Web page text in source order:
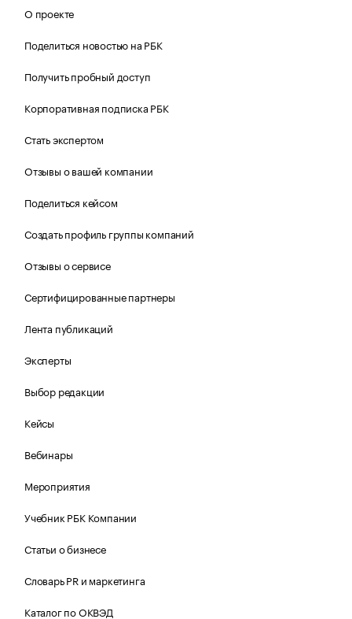
О проекте
Поделиться новостью на РБК
Получить пробный доступ
Корпоративная подписка РБК
Стать экспертом
Отзывы о вашей компании
Поделиться кейсом
Создать профиль группы компаний
Отзывы о сервисе
Сертифицированные партнеры
Лента публикаций
Эксперты
Выбор редакции
Кейсы
Вебинары
Мероприятия
Учебник РБК Компании
Статьи о бизнесе
Словарь PR и маркетинга
Каталог по ОКВЭД